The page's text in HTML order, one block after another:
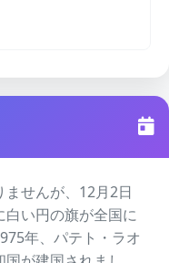
せんが、12月2日
い円の旗が全国に
年、パテト・ラオ